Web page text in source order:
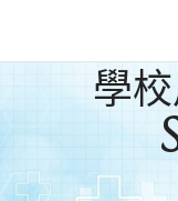
學
首頁 / 學校用品